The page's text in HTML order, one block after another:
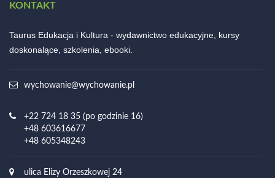
KONTAKT
Taurus Edukacja i Kultura - wydawnictwo edukacyjne, kursy
doskonalące, szkolenia, ebooki.
wychowanie@wychowanie.pl
+22 724 18 35 (po godzinie 16)
+48 603616677
+48 605348243
ulica Elizy Orzeszkowej 24